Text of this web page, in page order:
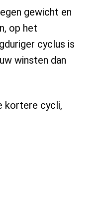
gewicht en
op het
cyclus is
winsten dan
kortere cycli,